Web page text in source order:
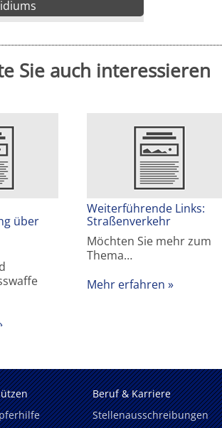
Sie auch interessieren
über
Weiterführende Links:
Straßenverkehr
Möchten Sie mehr zum
Thema…
Mehr erfahren
Beruf & Karriere
Stellenausschreibungen